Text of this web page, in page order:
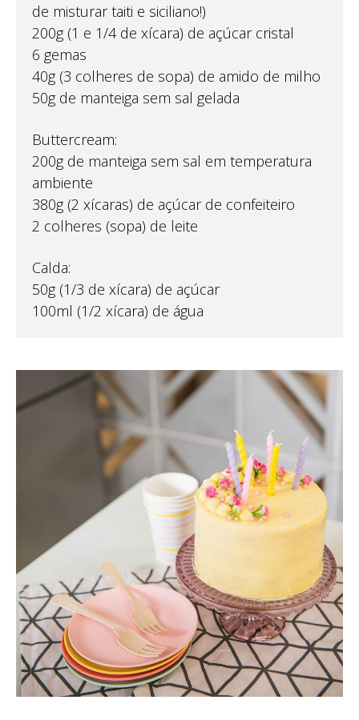
de misturar taiti e siciliano!)
200g (1 e 1/4 de xícara) de açúcar cristal
6 gemas
40g (3 colheres de sopa) de amido de milho
50g de manteiga sem sal gelada
Buttercream:
200g de manteiga sem sal em temperatura
ambiente
380g (2 xícaras) de açúcar de confeiteiro
2 colheres (sopa) de leite
Calda:
50g (1/3 de xícara) de açúcar
100ml (1/2 xícara) de água